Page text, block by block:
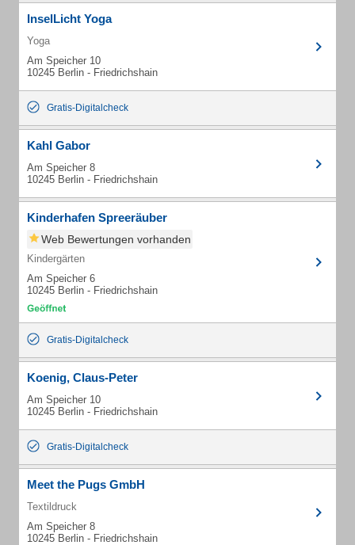
InselLicht Yoga
Yoga
Am Speicher 10
10245 Berlin - Friedrichshain
Gratis-Digitalcheck
Kahl Gabor
Am Speicher 8
10245 Berlin - Friedrichshain
Kinderhafen Spreeräuber
Web Bewertungen vorhanden
Kindergärten
Am Speicher 6
10245 Berlin - Friedrichshain
Gratis-Digitalcheck
Koenig, Claus-Peter
Am Speicher 10
10245 Berlin - Friedrichshain
Gratis-Digitalcheck
Meet the Pugs GmbH
Textildruck
Am Speicher 8
10245 Berlin - Friedrichshain